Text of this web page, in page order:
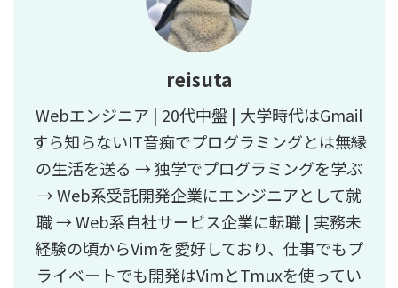
reisuta
Webエンジニア | 20代中盤 | 大学時代はGmail
すら知らないIT音痴でプログラミングとは無縁
の生活を送る → 独学でプログラミングを学ぶ
→ Web系受託開発企業にエンジニアとして就
職 → Web系自社サービス企業に転職 | 実務未
経験の頃からVimを愛好しており、仕事でもプ
ライベートでも開発はVimとTmuxを使ってい